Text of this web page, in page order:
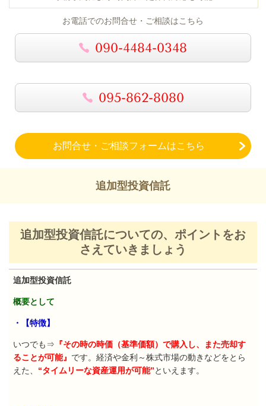
お電話でのお問合せ・ご相談はこちら
090-4484-0348
095-862-8080
お問合せ・ご相談フォームはこちら
追加型投資信託
追加型投資信託についての、 ポイントをお
さえていきましょう
追加型投資信託
概要として
・【特徴】
いつでも⇒ 『その時の時価（基準価額）で購入し、また売却す
ることが可能』 です。経済や金利～株式市場の動きなどをとら
えた、 “タイムリーな資産運用が可能”といえます。